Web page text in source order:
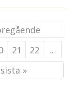
21 22
…
sista »